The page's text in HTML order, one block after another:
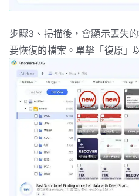
步驟3、掃描後，會顯示丟失
要恢復的檔案。單擊「復原」